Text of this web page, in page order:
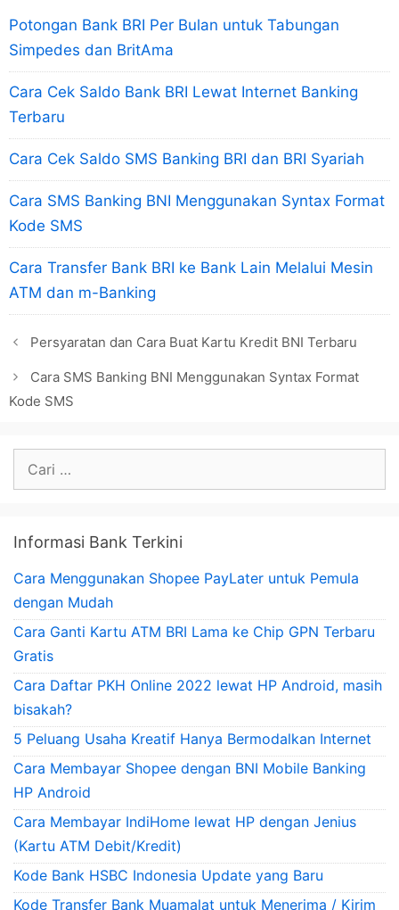
Potongan Bank BRI Per Bulan untuk Tabungan
Simpedes dan BritAma
Cara Cek Saldo Bank BRI Lewat Internet Banking
Terbaru
Cara Cek Saldo SMS Banking BRI dan BRI Syariah
Cara SMS Banking BNI Menggunakan Syntax Format
Kode SMS
Cara Transfer Bank BRI ke Bank Lain Melalui Mesin
ATM dan m-Banking
Persyaratan dan Cara Buat Kartu Kredit BNI Terbaru
Cara SMS Banking BNI Menggunakan Syntax Format
Kode SMS
Informasi Bank Terkini
Cara Menggunakan Shopee PayLater untuk Pemula
dengan Mudah
Cara Ganti Kartu ATM BRI Lama ke Chip GPN Terbaru
Gratis
Cara Daftar PKH Online 2022 lewat HP Android, masih
bisakah?
5 Peluang Usaha Kreatif Hanya Bermodalkan Internet
Cara Membayar Shopee dengan BNI Mobile Banking
HP Android
Cara Membayar IndiHome lewat HP dengan Jenius
(Kartu ATM Debit/Kredit)
Kode Bank HSBC Indonesia Update yang Baru
Kode Transfer Bank Muamalat untuk Menerima / Kirim